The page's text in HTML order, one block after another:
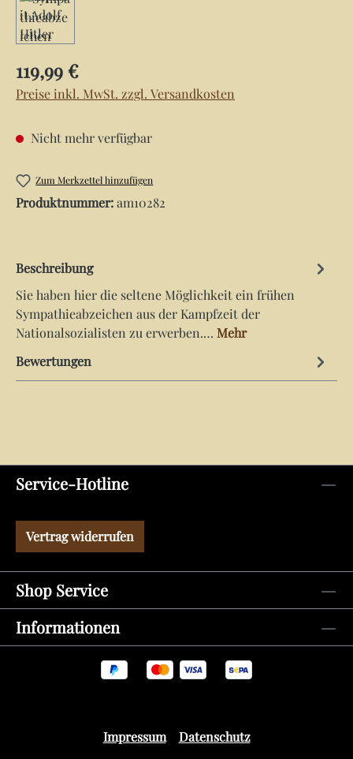
Regulärer Preis:
119,99 €
Preise inkl. MwSt. zzgl. Versandkosten
Nicht mehr verfügbar
Zum Merkzettel hinzufügen
Produktnummer:am10282
Beschreibung
Sie haben hier die seltene Möglichkeit ein frühen
Sympathieabzeichen aus der Kampfzeit der
Nationalsozialisten zu erwerben.… Mehr
Bewertungen
Service-Hotline
Vertrag widerrufen
Shop Service
Informationen
Impressum Datenschutz